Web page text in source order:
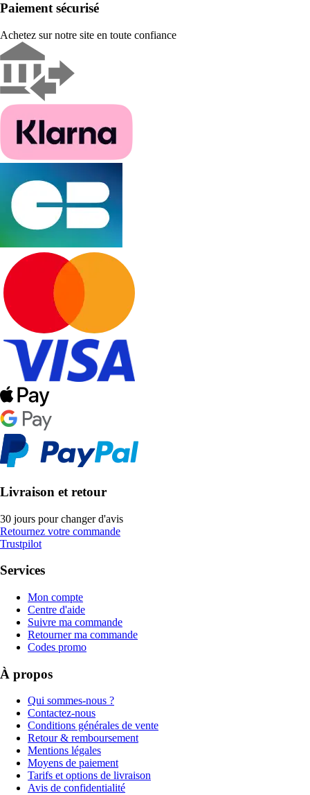
Paiement sécurisé
Achetez sur notre site en toute confiance
Livraison et retour
30 jours pour changer d'avis
Retournez votre commande
Trustpilot
Services
Mon compte
Centre d'aide
Suivre ma commande
Retourner ma commande
Codes promo
À propos
Qui sommes-nous ?
Contactez-nous
Conditions générales de vente
Retour & remboursement
Mentions légales
Moyens de paiement
Tarifs et options de livraison
Avis de confidentialité